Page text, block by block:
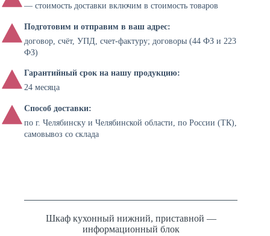
— стоимость доставки включим в стоимость товаров
Подготовим и отправим в ваш адрес:
договор, счёт, УПД, счет-фактуру; договоры (44 ФЗ и 223
ФЗ)
Гарантийный срок на нашу продукцию:
24 месяца
Способ доставки:
по г. Челябинску и Челябинской области, по России (ТК),
самовывоз со склада
Шкаф кухонный нижний, приставной —
информационный блок